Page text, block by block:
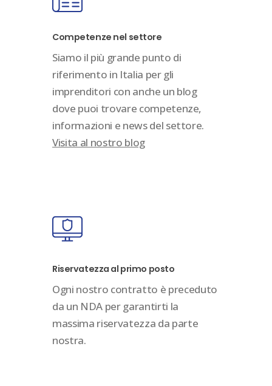
Competenze nel settore
Siamo il più grande punto di
riferimento in Italia per gli
imprenditori con anche un blog
dove puoi trovare competenze,
informazioni e news del settore.
Visita al nostro blog
Riservatezza al primo posto
Ogni nostro contratto è preceduto
da un NDA per garantirti la
massima riservatezza da parte
nostra.